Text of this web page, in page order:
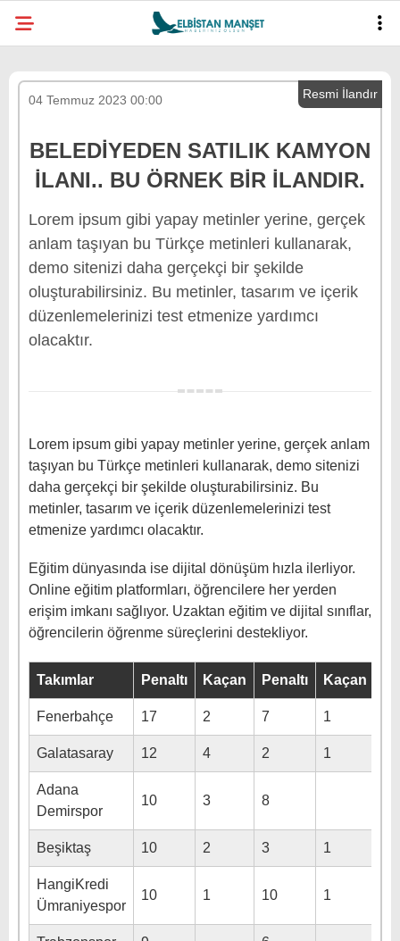
04 Temmuz 2023 00:00
BELEDIYEDEN SATILIK KAMYON
ILANI.. BU ÖRNEK BIR ILANDIR.
Lorem ipsum gibi yapay metinler yerine, gerçek
anlam taşıyan bu Türkçe metinleri kullanarak,
demo sitenizi daha gerçekçi bir şekilde
oluşturabilirsiniz. Bu metinler, tasarım ve içerik
düzenlemelerinizi test etmenize yardımcı
olacaktır.
Lorem ipsum gibi yapay metinler yerine, gerçek anlam
taşıyan bu Türkçe metinleri kullanarak, demo sitenizi
daha gerçekçi bir şekilde oluşturabilirsiniz. Bu
metinler, tasarım ve içerik düzenlemelerinizi test
etmenize yardımcı olacaktır.
Eğitim dünyasında ise dijital dönüşüm hızla ilerliyor.
Online eğitim platformları, öğrencilere her yerden
erişim imkanı sağlıyor. Uzaktan eğitim ve dijital sınıflar,
öğrencilerin öğrenme süreçlerini destekliyor.
Takımlar Penaltı Kaçan Penaltı Kaçan
Fenerbahçe 17 2 7 1
Galatasaray 12 4 2 1
Adana
Demirspor
10 3 8
Beşiktaş 10 2 3 1
HangiKredi
Ümraniyespor
10 1 10 1